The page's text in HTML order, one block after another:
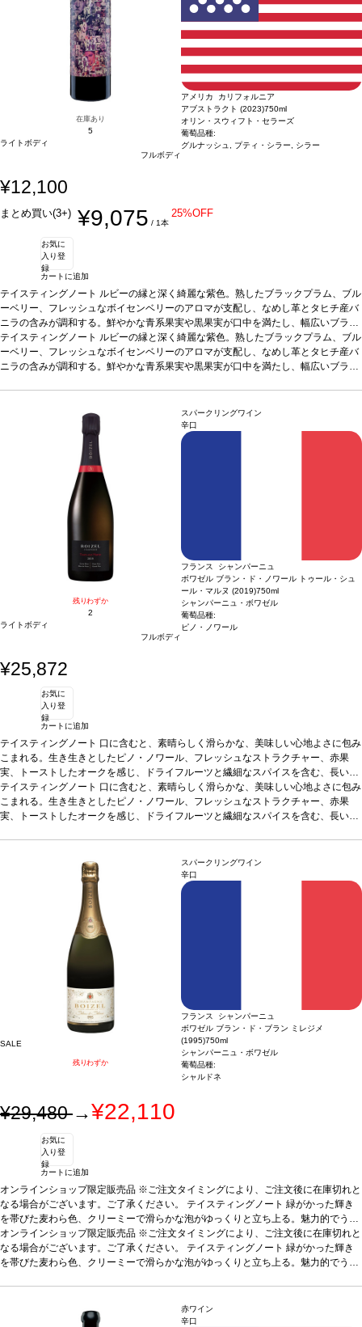
続き、リコリス、黒胡椒、スターアニスのフィニッシュが長く残る。葡萄品種カ
ベルネ・ソーヴィニヨン*本ヴィンテージが在庫切れの場合、在庫があり価格が同
様の場合は自動的に次のヴィンテージに変更されます、ご了承ください。
在庫あり
5
ライトボディ
フルボディ
アメリカ カリフォルニア
アブストラクト (2023)750ml
オリン・スウィフト・セラーズ
葡萄品種:
グルナッシュ, プティ・シラー, シラー
¥12,100
まとめ買い(3+) ¥9,075 / 1本
25%OFF
お気に
入り登
録
カートに追加
テイスティングノート ルビーの縁と深く綺麗な紫色。熟したブラックプラム、ブル
ーベリー、フレッシュなボイセンベリーのアロマが支配し、なめし革とタヒチ産バ
ニラの含みが調和する。鮮やかな青系果実や黒果実が口中を満たし、幅広いブラッ
クベリーコンポートやドライラベンダーのニュアンスが加わる。たっぷりのリッチ
で凝縮した味わいが続き、フィニッシュは絹のように滑らかなタンニンと余韻が昇
華する。葡萄品種グルナッシュ・プティ・シラー、シラー*本ヴィンテージが在庫
テイスティングノート ルビーの縁と深く綺麗な紫色。熟したブラックプラム、ブル
ーベリー、フレッシュなボイセンベリーのアロマが支配し、なめし革とタヒチ産バ
ニラの含みが調和する。鮮やかな青系果実や黒果実が口中を満たし、幅広いブラッ
グルナッシュ・プティ・シラー、シラー *本ヴィンテージが在庫
切れの場合、在庫があり価格が同様の場合は自動的に次のヴィンテージに変更され
ます、ご了承ください。
残りわずか
2
ライトボディ
フルボディ
スパークリングワイン
辛口
フランス シャンパーニュ
ボワゼル ブラン・ド・ノワール トゥール・シュ
ール・マルヌ (2019)750ml
シャンパーニュ・ボワゼル
葡萄品種:
ピノ・ノワール
¥25,872
お気に
入り登
録
カートに追加
テイスティングノート 口に含むと、素晴らしく滑らかな、美味しい心地よさに包み
こまれる。生き生きとしたピノ・ノワール、フレッシュなストラクチャー、赤果
実、トーストしたオークを感じ、ドライフルーツと繊細なスパイスを含む、長い余
韻のフィニッシュが続く。合う料理キノコ添えのローストした鶏肉、トリュフの
リゾット、キャラメリゼしたエシャロット添えの牛フィレ肉などと好相性葡萄品種
ピノ・ノワール 100％
テイスティングノート 口に含むと、素晴らしく滑らかな、美味しい心地よさに包み
こまれる。生き生きとしたピノ・ノワール、フレッシュなストラクチャー、赤果
実、トーストしたオークを感じ、ドライフルーツと繊細なスパイスを含む、長い余
ピノ・ノワール 100％
SALE
残りわずか
スパークリングワイン
辛口
フランス シャンパーニュ
ボワゼル ブラン・ド・ブラン ミレジメ
(1995)750ml
シャンパーニュ・ボワゼル
葡萄品種:
シャルドネ
¥29,480→¥22,110
お気に
入り登
録
カートに追加
オンラインショップ限定販売品 ※ご注文タイミングにより、ご注文後に在庫切れと
なる場合がございます。ご了承ください。 テイスティングノート 緑がかった輝き
を帯びた麦わら色、クリーミーで滑らかな泡がゆっくりと立ち上る。魅力的でうっ
とりするようなノーズが開き、ペイストリー、フレッシュバター、菩提樹、アプリ
コットジャム、アカシアのハチミツなどの美味しい風味へと展開する。ローストア
ーモンドやヘーゼルナッツ、チョコレートのようなニュアンスも感じられ、濃厚で
の、きめ細やかなミネラルが支える。リッチな果実味に加え、ローストコーヒー、
甘いスパイス（シナモン、バニラ）、ほのかなスモーキー（ブロンドタバコ）さが
オンラインショップ限定販売品 ※ご注文タイミングにより、ご注文後に在庫切れと
なる場合がございます。ご了承ください。 テイスティングノート 緑がかった輝き
を帯びた麦わら色、クリーミーで滑らかな泡がゆっくりと立ち上る。魅力的でうっ
ーモンドやヘーゼルナッツ、チョコレートのようなニュアンスも感じられ、濃厚で
洗練されている。口に含むと、シルクのように滑らかなテクスチャーが、素晴らし
赤ワイン
辛口